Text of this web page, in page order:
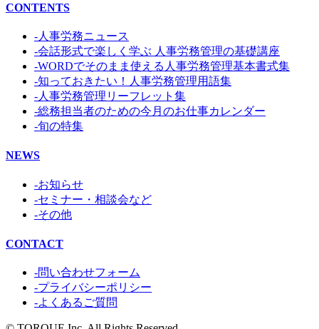
CONTENTS
-人事労務ニュース
-会話形式で楽しく学ぶ 人事労務管理の基礎講座
-WORDでそのまま使える人事労務管理基本書式集
-知っておきたい！人事労務管理用語集
-人事労務管理リーフレット集
-総務担当者のための今月のお仕事カレンダー
-旬の特集
NEWS
-お知らせ
-セミナー・相談会など
-その他
CONTACT
-問い合わせフォーム
-プライバシーポリシー
-よくあるご質問